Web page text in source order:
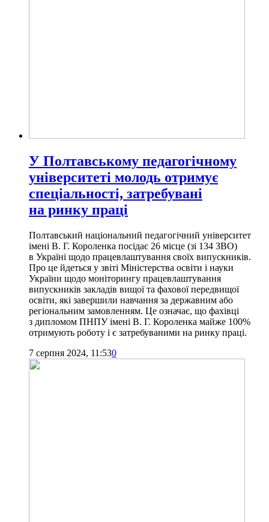
У Полтавському педагогічному
університеті молодь отримує
спеціальності, затребувані
на ринку праці
Полтавський національний педагогічний університет
імені В. Г. Короленка посідає 26 місце (зі 134 ЗВО)
в Україні щодо працевлаштування своїх випускників.
Про це йдеться у звіті Міністерства освіти і науки
України щодо моніторингу працевлаштування
випускників закладів вищої та фахової передвищої
освіти, які завершили навчання за державним або
регіональним замовленням. Це означає, що фахівці
з дипломом ПНПУ імені В. Г. Короленка майже 100%
отримують роботу і є затребуваними на ринку праці.
7 серпня 2024, 11:530